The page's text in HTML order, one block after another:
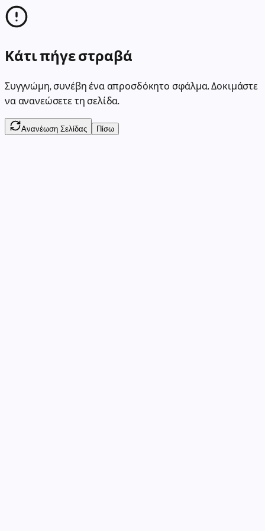
Κάτι πήγε στραβά
Συγγνώμη, συνέβη ένα απροσδόκητο σφάλμα. Δοκιμάστε
να ανανεώσετε τη σελίδα.
Ανανέωση Σελίδας Πίσω